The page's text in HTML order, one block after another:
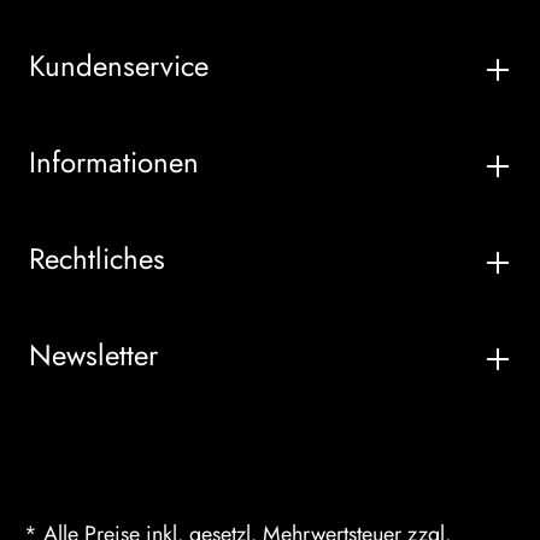
Kundenservice
Informationen
Rechtliches
Newsletter